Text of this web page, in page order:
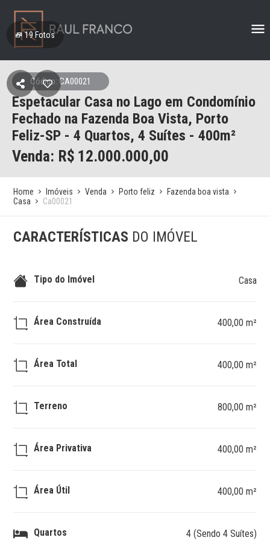
19 Fotos
Código: CA00021
Espetacular Casa no Lago em Condomínio
Fechado na Fazenda Boa Vista, Porto
Feliz-SP - 4 Quartos, 4 Suítes - 400m²
Venda: R$ 12.000.000,00
Home Imóveis Venda Porto feliz
Fazenda boa vista
Casa
Ca00021
CARACTERÍSTICAS DO IMÓVEL
Tipo do Imóvel Casa
Área Construída 400,00 m²
Área Total 400,00 m²
Terreno 800,00 m²
Área Privativa 400,00 m²
Área Útil 400,00 m²
Quartos 4 (Sendo 4 Suítes)